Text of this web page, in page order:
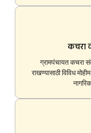
कचरा
ग्रामपंचायत कचरा
राखण्यासाठी विविध